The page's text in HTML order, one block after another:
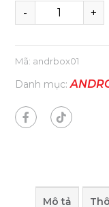
Mã: andrbox01
Danh mục:
Mô tả